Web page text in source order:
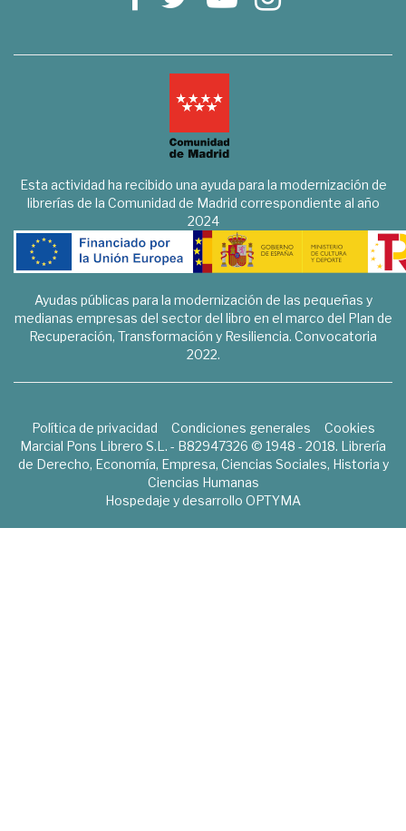
Esta actividad ha recibido una ayuda para la modernización de
librerías de la Comunidad de Madrid correspondiente al año
2024
Ayudas públicas para la modernización de las pequeñas y
medianas empresas del sector del libro en el marco del Plan de
Recuperación, Transformación y Resiliencia. Convocatoria
2022.
Política de privacidad Condiciones generales
Cookies
Marcial Pons Librero S.L. - B82947326 © 1948 - 2018. Librería
de Derecho, Economía, Empresa, Ciencias Sociales, Historia y
Ciencias Humanas
Hospedaje y desarrollo OPTYMA